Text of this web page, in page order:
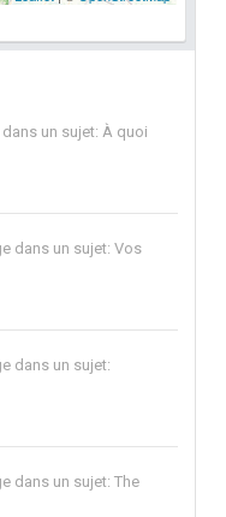
un sujet: À quoi
dans un sujet: Vos
dans un sujet:
dans un sujet: The